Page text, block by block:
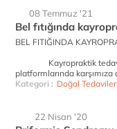
08 Temmuz '21
Bel fıtığında
BEL FITIĞINDA
Kayropraktik tedavi
platformlarında
Kategori : Doğal Tedaviler
22 Nisan '20